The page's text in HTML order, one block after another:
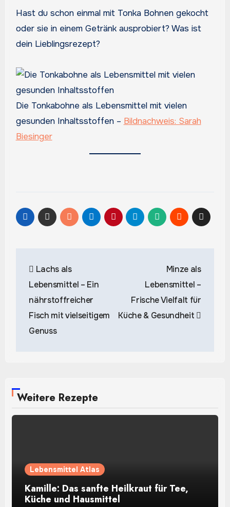
Hast du schon einmal mit Tonka Bohnen gekocht
oder sie in einem Getränk ausprobiert? Was ist
dein Lieblingsrezept?
Die Tonkabohne als Lebensmittel mit vielen
gesunden Inhaltsstoffen – Bildnachweis: Sarah
Biesinger
Lachs als
Lebensmittel – Ein
nährstoffreicher
Fisch mit vielseitigem
Genuss
Minze als
Lebensmittel –
Frische Vielfalt für
Küche & Gesundheit
Weitere Rezepte
Lebensmittel Atlas
Kamille: Das sanfte Heilkraut für Tee,
Küche und Hausmittel